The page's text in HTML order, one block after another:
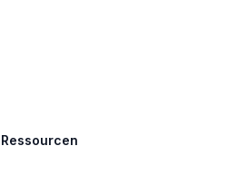
Ressourcen